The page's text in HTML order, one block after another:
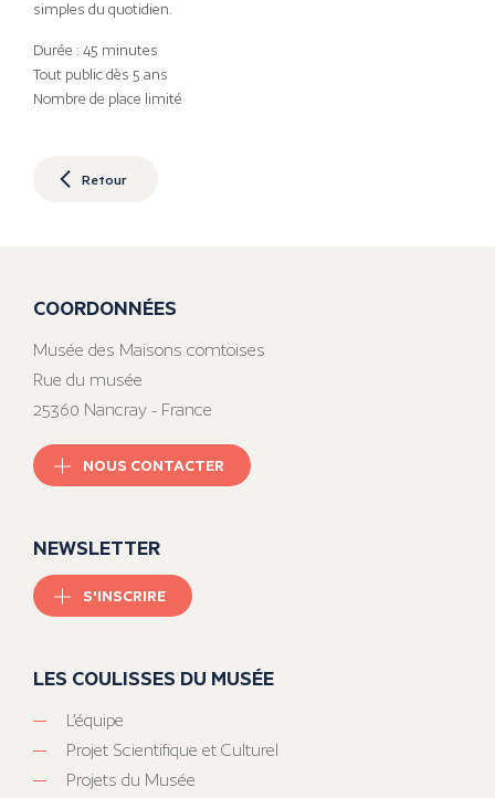
simples du quotidien.
Durée : 45 minutes
Tout public dès 5 ans
Nombre de place limité
Retour
COORDONNÉES
Musée des Maisons comtoises
Rue du musée
25360 Nancray - France
NOUS CONTACTER
NEWSLETTER
S'INSCRIRE
LES COULISSES DU MUSÉE
L’équipe
Projet Scientifique et Culturel
Projets du Musée